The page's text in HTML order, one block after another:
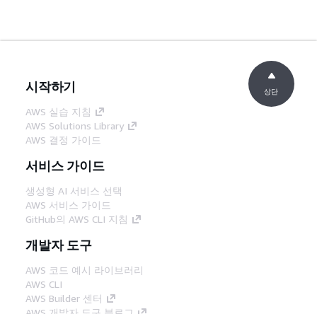
시작하기
AWS 실습 지침
AWS Solutions Library
AWS 결정 가이드
서비스 가이드
생성형 AI 서비스 선택
AWS 서비스 가이드
GitHub의 AWS CLI 지침
개발자 도구
AWS 코드 예시 라이브러리
AWS CLI
AWS Builder 센터
상단